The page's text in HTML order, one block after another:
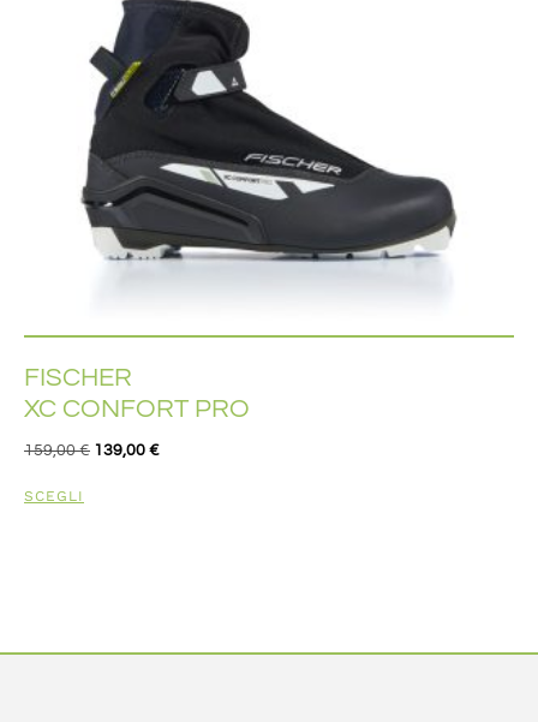
FISCHER
XC CONFORT PRO
159,00€ 139,00 €
SCEGLI